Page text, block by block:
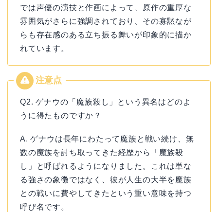
では声優の演技と作画によって、原作の重厚な
雰囲気がさらに強調されており、その寡黙なが
らも存在感のある立ち振る舞いが印象的に描か
れています。
Q2. ゲナウの「魔族殺し」という異名はどのよ
うに得たものですか？
A. ゲナウは長年にわたって魔族と戦い続け、無
数の魔族を討ち取ってきた経歴から「魔族殺
し」と呼ばれるようになりました。これは単な
る強さの象徴ではなく、彼が人生の大半を魔族
との戦いに費やしてきたという重い意味を持つ
呼び名です。